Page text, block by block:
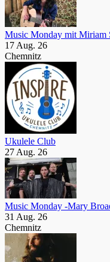
Music Monday mit Miriam
17 Aug. 26
Chemnitz
Ukulele Club
27 Aug. 26
Music Monday -Mary
31 Aug. 26
Chemnitz